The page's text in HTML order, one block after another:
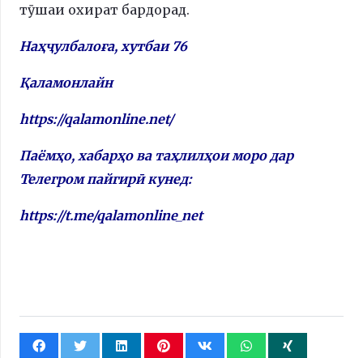
тӯшаи охират бардорад.
Наҳҷулбалоға, хутбаи 76
Қаламонлайн
https://qalamonline.net/
Паёмҳо, хабарҳо ва таҳлилҳои моро дар
Телегром пайгирӣ кунед:
https://t.me/qalamonline_net